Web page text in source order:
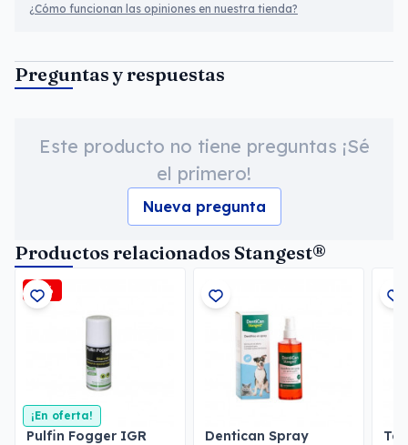
¿Cómo funcionan las opiniones en nuestra tienda?
Preguntas y respuestas
Este producto no tiene preguntas ¡Sé
el primero!
Nueva pregunta
Productos relacionados Stangest®
-3%
¡En oferta!
Pulfin Fogger IGR
Dentican Spray